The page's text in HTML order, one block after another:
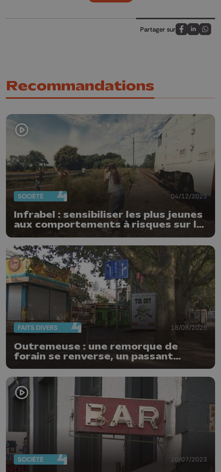
Partager sur
Partagez sur
Partagez
Recommandations
SOCIÉTÉ 04/12/2025
Infrabel : sensibiliser les plus jeunes
aux comportements à risques sur le
FAITS DIVERS 18/08/2025
Outremeuse : une remorque de
forain se renverse, un passant
blessé
SOCIÉTÉ 20/07/2023